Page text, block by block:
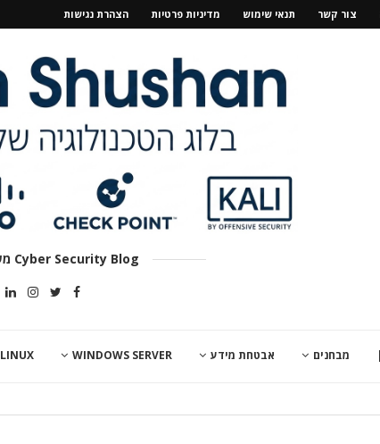
צור קשר תנאי שימוש מדיניות פרטיות הצהרת נגישות
Cyber Security Blog משנת 2013
מבחנים אבטחת מידע WINDOWS SERVER
LINUX